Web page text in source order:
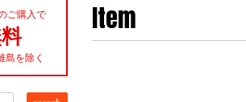
Item
ご購入で
島を除く